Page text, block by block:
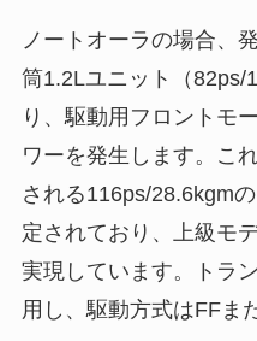
ノートオーラの場合、
筒1.2Lユニット（82ps/
り、駆動用フロントモ
ワーを発生します。こ
される116ps/28.6kgm
定されており、上級モ
実現しています。トラ
用し、駆動方式はFFま